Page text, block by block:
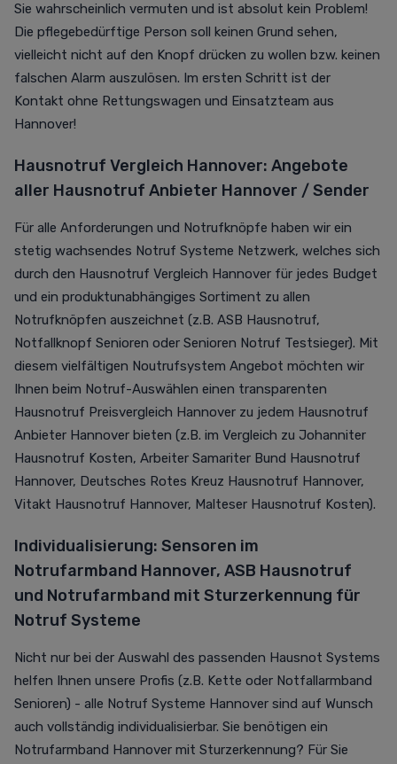
Sie wahrscheinlich vermuten und ist absolut kein Problem!
Die pflegebedürftige Person soll keinen Grund sehen,
vielleicht nicht auf den Knopf drücken zu wollen bzw. keinen
falschen Alarm auszulösen. Im ersten Schritt ist der
Kontakt ohne Rettungswagen und Einsatzteam aus
Hannover!
Hausnotruf Vergleich Hannover: Angebote
aller Hausnotruf Anbieter Hannover / Sender
Für alle Anforderungen und Notrufknöpfe haben wir ein
stetig wachsendes Notruf Systeme Netzwerk, welches sich
durch den Hausnotruf Vergleich Hannover für jedes Budget
und ein produktunabhängiges Sortiment zu allen
Notrufknöpfen auszeichnet (z.B. ASB Hausnotruf,
Notfallknopf Senioren oder Senioren Notruf Testsieger). Mit
diesem vielfältigen Noutrufsystem Angebot möchten wir
Ihnen beim Notruf-Auswählen einen transparenten
Hausnotruf Preisvergleich Hannover zu jedem Hausnotruf
Anbieter Hannover bieten (z.B. im Vergleich zu Johanniter
Hausnotruf Kosten, Arbeiter Samariter Bund Hausnotruf
Hannover, Deutsches Rotes Kreuz Hausnotruf Hannover,
Vitakt Hausnotruf Hannover, Malteser Hausnotruf Kosten).
Individualisierung: Sensoren im
Notrufarmband Hannover, ASB Hausnotruf
und Notrufarmband mit Sturzerkennung für
Notruf Systeme
Nicht nur bei der Auswahl des passenden Hausnot Systems
helfen Ihnen unsere Profis (z.B. Kette oder Notfallarmband
Senioren) - alle Notruf Systeme Hannover sind auf Wunsch
auch vollständig individualisierbar. Sie benötigen ein
Notrufarmband Hannover mit Sturzerkennung? Für Sie